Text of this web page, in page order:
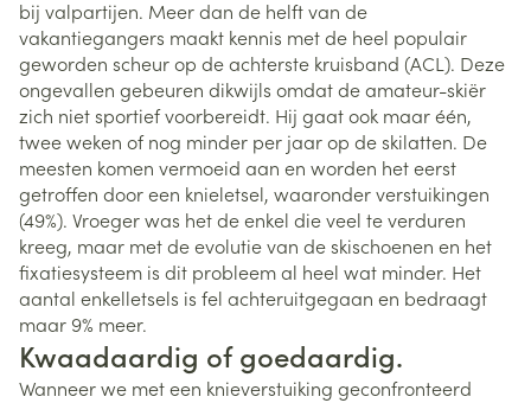
bij valpartijen. Meer dan de helft van de
vakantiegangers maakt kennis met de heel populair
geworden scheur op de achterste kruisband (ACL). Deze
ongevallen gebeuren dikwijls omdat de amateur-skiër
zich niet sportief voorbereidt. Hij gaat ook maar één,
twee weken of nog minder per jaar op de skilatten. De
meesten komen vermoeid aan en worden het eerst
getroffen door een knieletsel, waaronder verstuikingen
(49%). Vroeger was het de enkel die veel te verduren
kreeg, maar met de evolutie van de skischoenen en het
fixatiesysteem is dit probleem al heel wat minder. Het
aantal enkelletsels is fel achteruitgegaan en bedraagt
maar 9% meer.
Kwaadaardig of goedaardig.
Wanneer we met een knieverstuiking geconfronteerd